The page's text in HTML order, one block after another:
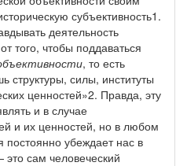
субъективность1.
деятельность
того, чтобы поддаваться
, то есть
структуры, силы, институты
ценностей»2. Правда, эту
и в случае
и их ценностей, но в любом
убеждает нас в
это сам человеческий